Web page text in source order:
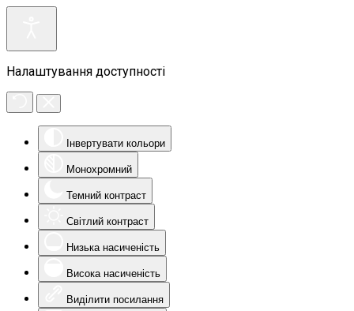
Налаштування доступності
Інвертувати кольори
Монохромний
Темний контраст
Світлий контраст
Низька насиченість
Висока насиченість
Виділити посилання